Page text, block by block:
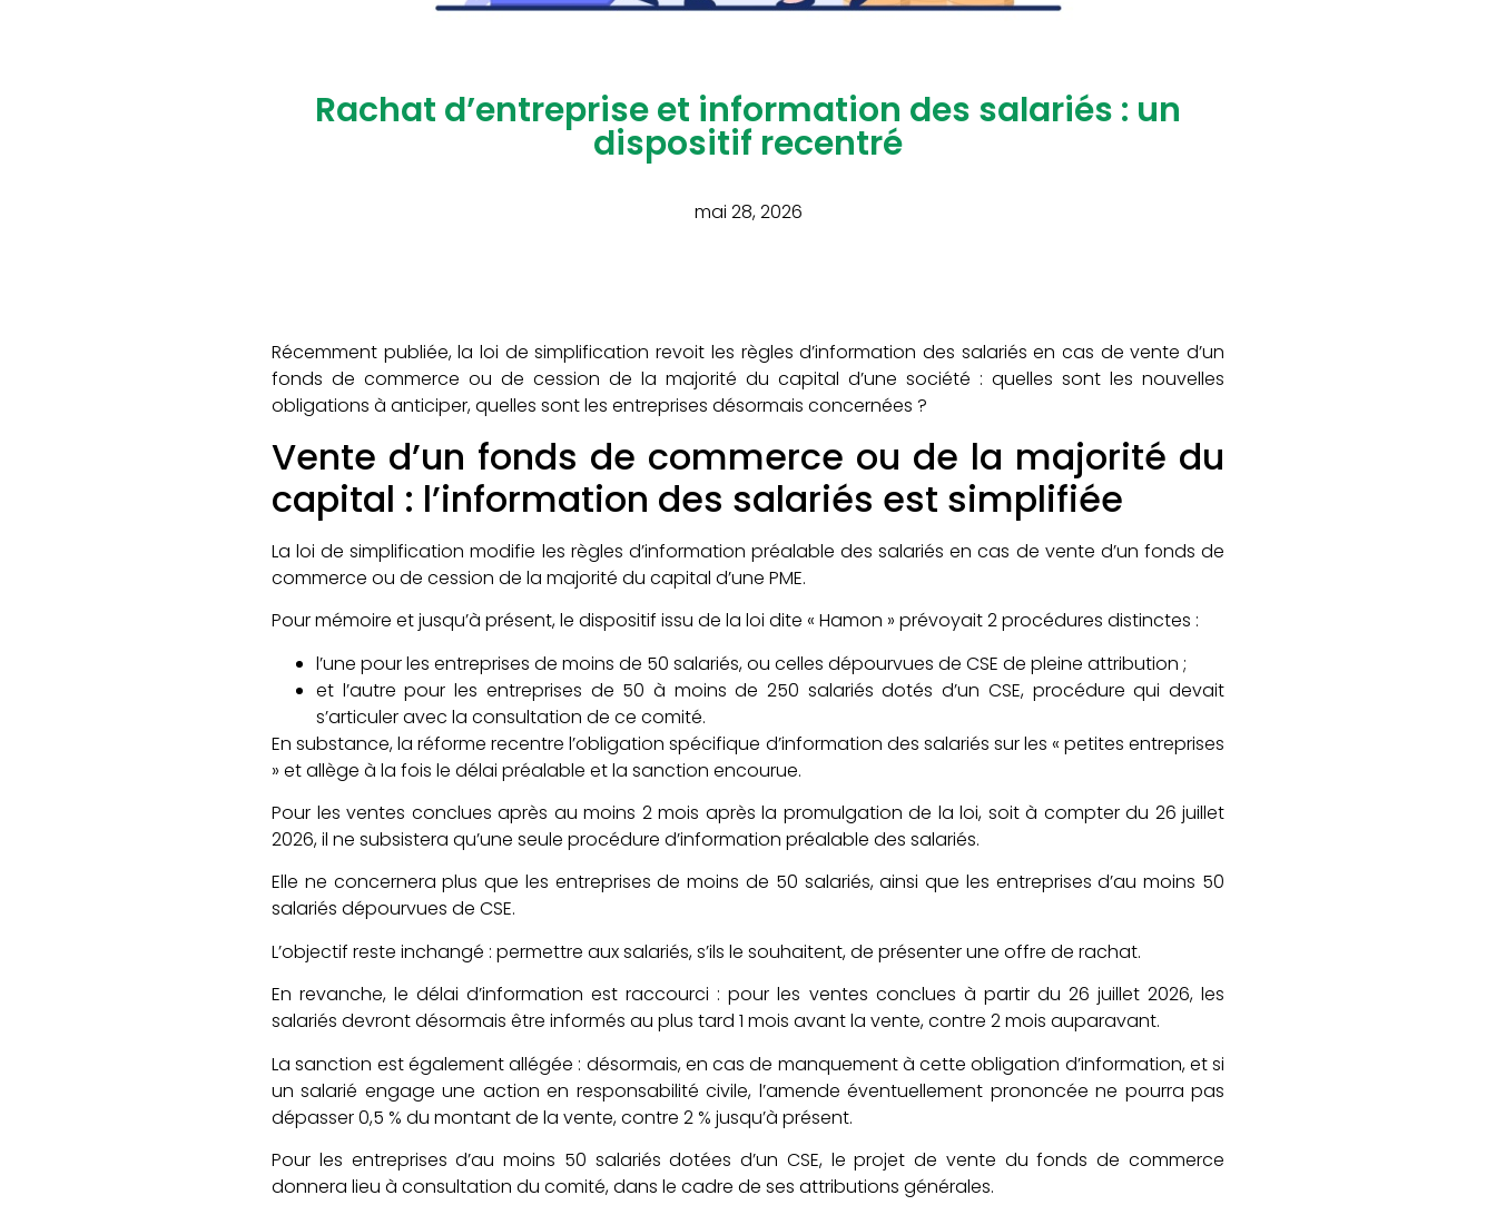
Rachat d’entreprise et information des salariés : un
dispositif recentré
mai 28, 2026
Récemment publiée, la loi de simplification revoit les règles d’information des salariés en cas de vente d’un
fonds de commerce ou de cession de la majorité du capital d’une société : quelles sont les nouvelles
obligations à anticiper, quelles sont les entreprises désormais concernées ?
Vente d’un fonds de commerce ou de la majorité du
capital : l’information des salariés est simplifiée
La loi de simplification modifie les règles d’information préalable des salariés en cas de vente d’un fonds de
commerce ou de cession de la majorité du capital d’une PME.
Pour mémoire et jusqu’à présent, le dispositif issu de la loi dite « Hamon » prévoyait 2 procédures distinctes :
l’une pour les entreprises de moins de 50 salariés, ou celles dépourvues de CSE de pleine attribution ;
et l’autre pour les entreprises de 50 à moins de 250 salariés dotés d’un CSE, procédure qui devait
s’articuler avec la consultation de ce comité.
En substance, la réforme recentre l’obligation spécifique d’information des salariés sur les « petites entreprises
» et allège à la fois le délai préalable et la sanction encourue.
Pour les ventes conclues après au moins 2 mois après la promulgation de la loi, soit à compter du 26 juillet
2026, il ne subsistera qu’une seule procédure d’information préalable des salariés.
Elle ne concernera plus que les entreprises de moins de 50 salariés, ainsi que les entreprises d’au moins 50
salariés dépourvues de CSE.
L’objectif reste inchangé : permettre aux salariés, s’ils le souhaitent, de présenter une offre de rachat.
En revanche, le délai d’information est raccourci : pour les ventes conclues à partir du 26 juillet 2026, les
salariés devront désormais être informés au plus tard 1 mois avant la vente, contre 2 mois auparavant.
La sanction est également allégée : désormais, en cas de manquement à cette obligation d’information, et si
un salarié engage une action en responsabilité civile, l’amende éventuellement prononcée ne pourra pas
dépasser 0,5 % du montant de la vente, contre 2 % jusqu’à présent.
Pour les entreprises d’au moins 50 salariés dotées d’un CSE, le projet de vente du fonds de commerce
donnera lieu à consultation du comité, dans le cadre de ses attributions générales.